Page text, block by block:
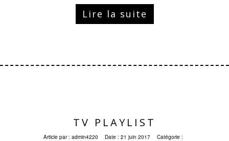
Lire la suite
TV PLAYLIST
Article par : admin4220 Date : 21 juin 2017 Catégorie :